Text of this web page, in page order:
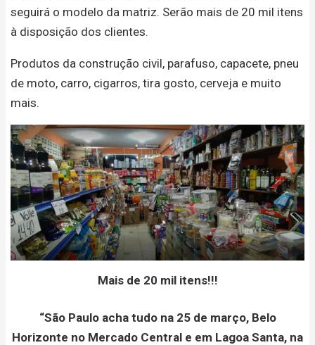
seguirá o modelo da matriz. Serão mais de 20 mil itens
à disposição dos clientes.
Produtos da construção civil, parafuso, capacete, pneu
de moto, carro, cigarros, tira gosto, cerveja e muito
mais.
Mais de 20 mil itens!!!
“São Paulo acha tudo na 25 de março, Belo
Horizonte no Mercado Central e em Lagoa Santa, na